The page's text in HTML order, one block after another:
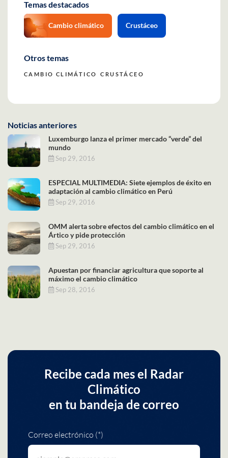
Temas destacados
Cambio climático Crustáceo
Otros temas
CAMBIO CLIMÁTICO CRUSTÁCEO
Noticias anteriores
Luxemburgo lanza el primer mercado “verde” del
mundo
Sep 29, 2016
ESPECIAL MULTIMEDIA: Siete ejemplos de éxito en
adaptación al cambio climático en Perú
Sep 29, 2016
OMM alerta sobre efectos del cambio climático en el
Ártico y pide protección
Sep 29, 2016
Apuestan por financiar agricultura que soporte al
máximo el cambio climático
Sep 28, 2016
Recibe cada mes el Radar
Climático
en tu bandeja de correo
Correo electrónico (*)